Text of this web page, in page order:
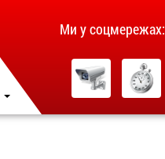
Ми у соцмережах: